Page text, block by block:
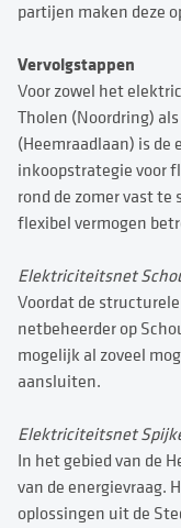
partijen maken deze
Vervolgstappen
Voor zowel het
Tholen (Noordring)
(Heemraadlaan) is de
inkoopstrategie voor
rond de zomer vast
flexibel vermogen
Elektriciteitsnet
Voordat de
netbeheerder op
mogelijk al zoveel
aansluiten.
Elektriciteitsnet
In het gebied van de
van de energievraag.
oplossingen uit de